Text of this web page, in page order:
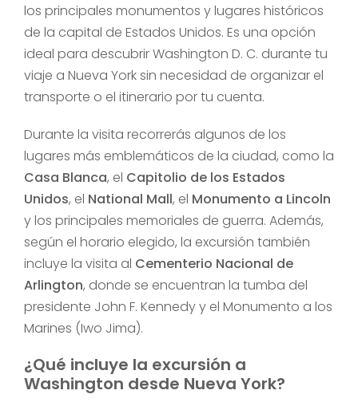
los principales monumentos y lugares históricos
de la capital de Estados Unidos. Es una opción
ideal para descubrir Washington D. C. durante tu
viaje a Nueva York sin necesidad de organizar el
transporte o el itinerario por tu cuenta.
Durante la visita recorrerás algunos de los
lugares más emblemáticos de la ciudad, como la
Casa Blanca, el Capitolio de los Estados
Unidos, el National Mall, el Monumento a Lincoln
y los principales memoriales de guerra. Además,
según el horario elegido, la excursión también
incluye la visita al Cementerio Nacional de
Arlington, donde se encuentran la tumba del
presidente John F. Kennedy y el Monumento a los
Marines (Iwo Jima).
¿Qué incluye la excursión a
Washington desde Nueva York?